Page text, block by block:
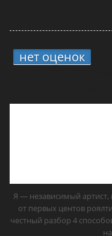
нет оценок
Я — независимый артист,
от первых центов
честный разбор 4